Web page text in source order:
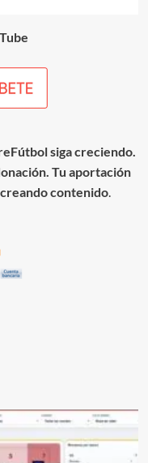
siga creciendo.
Tu aportación
contenido.